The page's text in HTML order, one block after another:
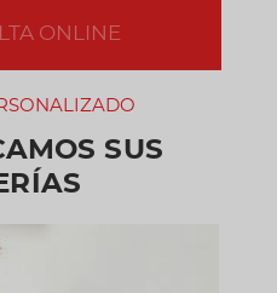
ONLINE
SUS